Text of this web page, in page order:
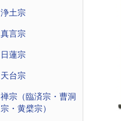
浄土宗
真言宗
日蓮宗
天台宗
禅宗（臨済宗・曹洞
宗・黄檗宗）